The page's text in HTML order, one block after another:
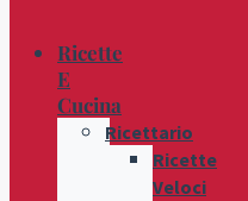
Ricette
E
Cucina
Ricettario
Ricette
Veloci